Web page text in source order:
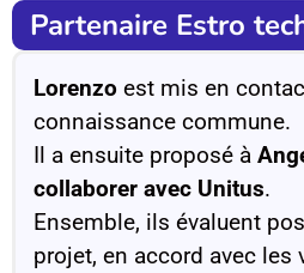
Partenaire Estro
Lorenzo est mis en
connaissance commune.
Il a ensuite proposé à
collaborer avec Unitus.
Ensemble, ils évaluent
projet, en accord avec les